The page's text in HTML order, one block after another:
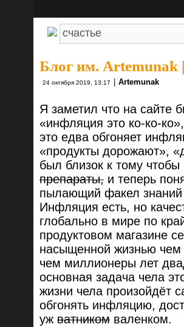
Блог им. Artemunak |
24 октября 2019, 13:17 Artemunak
Я заметил что на сайте
«инфляция это ко-ко-
это едва обгоняет
«продукты дорожают»,
был близок к тому
препараты, и теперь
пылающий факел
Инфляция есть, но
глобально в мире по
продуктовом магазине
насыщенной жизнью чем
чем миллионеры лет
основная задача чела
жизни чела произойдёт
обгонять инфляцию,
уж ватником валенком.